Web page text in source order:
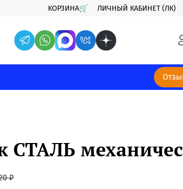
КОРЗИНА🛒 ЛИЧНЫЙ КАБИНЕТ (ЛК)
СТАЛЬ
₽